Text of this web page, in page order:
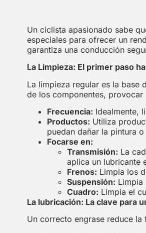
Un ciclista apasionado sabe
especiales para ofrecer un
garantiza una conducción
La Limpieza: El primer paso
La limpieza regular es la base
de los componentes,
Frecuencia: Idealmente,
Productos: Utiliza
puedan dañar la pintura
Focarse en:
Transmisión: La
aplica un lubricante
Frenos: Limpia los
Suspensión: Limpia
Cuadro: Limpia el
La lubricación: La clave para
Un correcto engrase reduce